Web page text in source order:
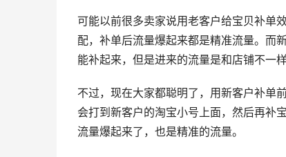
可能以前很多卖家说用老客户给宝贝补单
配，补单后流量爆起来都是精准流量。而
能补起来，但是进来的流量是和店铺不一样
不过，现在大家都聪明了，用新客户补单
会打到新客户的淘宝小号上面，然后再补
流量爆起来了，也是精准的流量。